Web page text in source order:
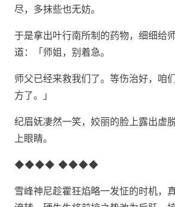
尽，多抹些也无妨。
于是拿出叶行南所制的药物，细细给
道：「师姐，别着急。
师父已经来救我们了。等伤治好，咱
方了。」
纪眉妩凄然一笑，姣丽的脸上露出虚
上眼睛。
◆◆◆◆ ◆◆◆◆
雪峰神尼趁霍狂焰略一发怔的时机，